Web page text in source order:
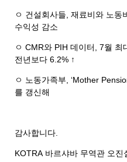
ㅇ 건설회사들 ,재료비와 노동
수익성 감소
ㅇ CMR와 PIH데이터 , 7월 최
전년보다 6.2% ↑
ㅇ 노동가족부 ,‘Mother
를 갱신해
감사합니다
KOTRA 바르샤바 무역관 오진